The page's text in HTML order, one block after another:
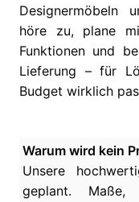
Designermöbeln
höre zu, plane
Funktionen und
Lieferung – für
Budget wirklich
Warum wird kein
Unsere
geplant. Maße,